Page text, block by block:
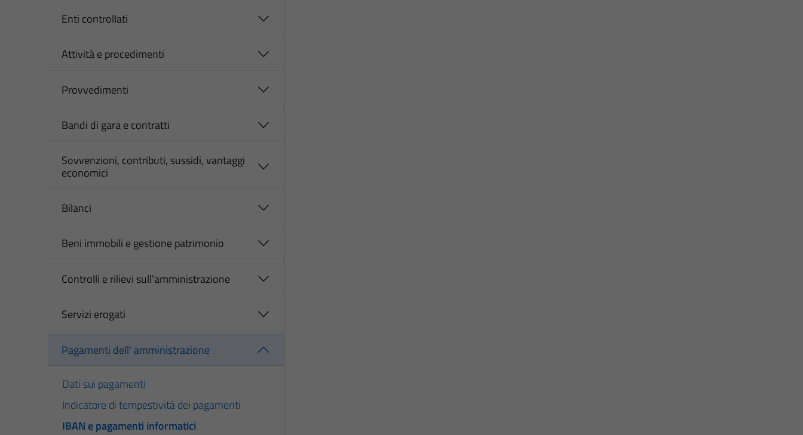
Enti controllati
Attività e procedimenti
Provvedimenti
Bandi di gara e contratti
Sovvenzioni, contributi, sussidi, vantaggi
economici
Bilanci
Beni immobili e gestione patrimonio
Controlli e rilievi sull'amministrazione
Servizi erogati
Pagamenti dell' amministrazione
Dati sui pagamenti
Indicatore di tempestività dei pagamenti
IBAN e pagamenti informatici